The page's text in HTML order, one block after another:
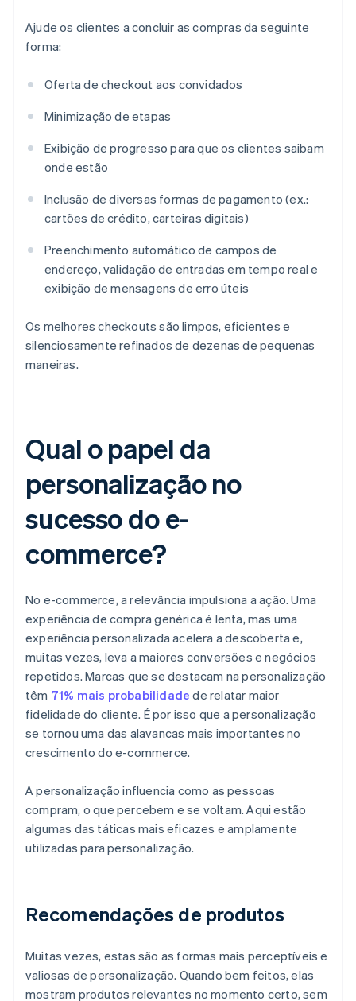
Ajude os clientes a concluir as compras da seguinte
forma:
Oferta de checkout aos convidados
Minimização de etapas
Exibição de progresso para que os clientes saibam
onde estão
Inclusão de diversas formas de pagamento (ex.:
cartões de crédito, carteiras digitais)
Preenchimento automático de campos de
endereço, validação de entradas em tempo real e
exibição de mensagens de erro úteis
Os melhores checkouts são limpos, eficientes e
silenciosamente refinados de dezenas de pequenas
maneiras.
Qual o papel da
personalização no
sucesso do e-
commerce?
No e-commerce, a relevância impulsiona a ação. Uma
experiência de compra genérica é lenta, mas uma
experiência personalizada acelera a descoberta e,
muitas vezes, leva a maiores conversões e negócios
repetidos. Marcas que se destacam na personalização
têm 71% mais probabilidade de relatar maior
fidelidade do cliente. É por isso que a personalização
se tornou uma das alavancas mais importantes no
crescimento do e-commerce.
A personalização influencia como as pessoas
compram, o que percebem e se voltam. Aqui estão
algumas das táticas mais eficazes e amplamente
utilizadas para personalização.
Recomendações de produtos
Muitas vezes, estas são as formas mais perceptíveis e
valiosas de personalização. Quando bem feitos, elas
mostram produtos relevantes no momento certo, sem